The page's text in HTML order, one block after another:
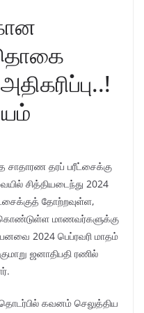
தொகை
தரப் பரீட்சைக்கு
சித்தியடைந்து 2024
தோற்றவுள்ள,
மாணவர்களுக்கு
2024 பெப்ரவரி மாதம்
ஜனாதிபதி ரணில்
கவனம் செலுத்திய